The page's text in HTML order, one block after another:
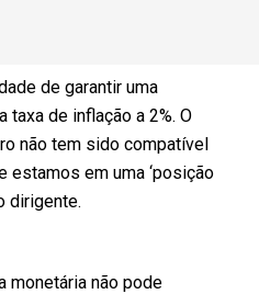
de garantir uma
taxa de inflação a 2%. O
não tem sido compatível
estamos em uma ‘posição
dirigente.
monetária não pode